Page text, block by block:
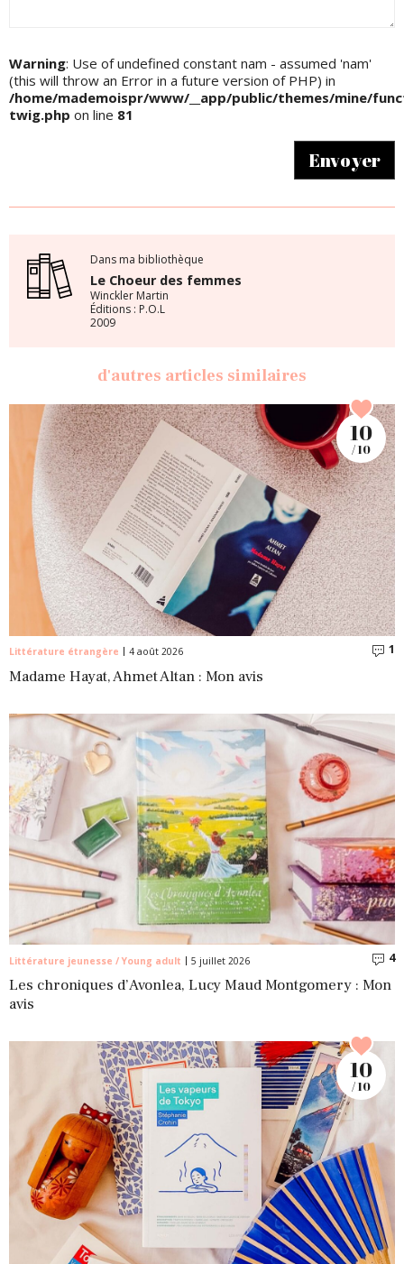
Warning: Use of undefined constant nam - assumed 'nam'
(this will throw an Error in a future version of PHP) in
/home/mademoispr/www/__app/public/themes/mine/
twig.php on line 81
Envoyer
Dans ma bibliothèque
Le Choeur des femmes
Winckler Martin
Éditions : P.O.L
2009
d'autres articles similaires
Littérature étrangère 4 août 2026 1
Madame Hayat, Ahmet Altan : Mon avis
10
/ 10
Littérature jeunesse / Young adult 5 juillet 2026 4
Les chroniques d’Avonlea, Lucy Maud Montgomery : Mon
avis
10
/ 10